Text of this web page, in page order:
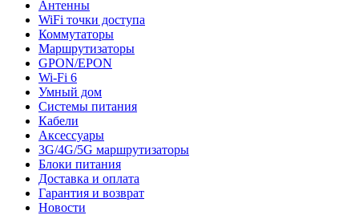
Антенны
WiFi точки доступа
Коммутаторы
Маршрутизаторы
GPON/EPON
Wi-Fi 6
Умный дом
Системы питания
Кабели
Аксессуары
3G/4G/5G маршрутизаторы
Блоки питания
Доставка и оплата
Гарантия и возврат
Новости